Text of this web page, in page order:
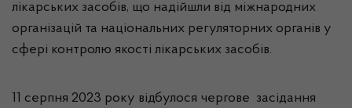
лікарських засобів, що надійшли від міжнародних
організацій та національних регуляторних органів у
сфері контролю якості лікарських засобів.
11 серпня 2023 року відбулося чергове засідання